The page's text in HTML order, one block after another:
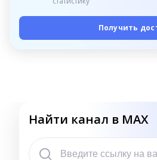
Получить
Найти канал в MAX